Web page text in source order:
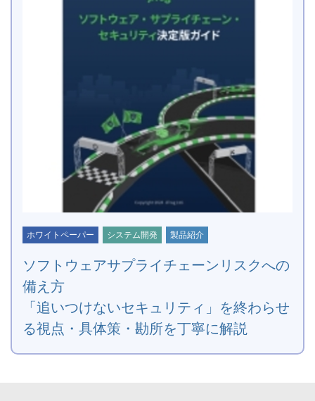
ホワイトペーパー システム開発 製品紹介
ソフトウェアサプライチェーンリスクへの
備え方
「追いつけないセキュリティ」を終わらせ
る視点・具体策・勘所を丁寧に解説